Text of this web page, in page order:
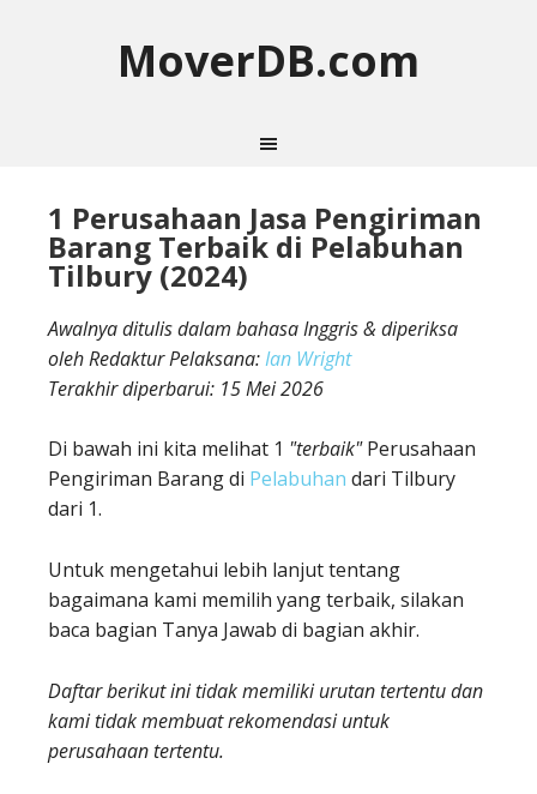
MoverDB.com
1 Perusahaan Jasa Pengiriman
Barang Terbaik di Pelabuhan
Tilbury (2024)
Awalnya ditulis dalam bahasa Inggris & diperiksa
oleh Redaktur Pelaksana:Ian Wright
Terakhir diperbarui: 15 Mei 2026
Di bawah ini kita melihat 1 "terbaik"Perusahaan
Pengiriman Barang di Pelabuhan dari Tilbury
dari 1.
Untuk mengetahui lebih lanjut tentang
bagaimana kami memilih yang terbaik, silakan
baca bagian Tanya Jawab di bagian akhir.
Daftar berikut ini tidak memiliki urutan tertentu dan
kami tidak membuat rekomendasi untuk
perusahaan tertentu.